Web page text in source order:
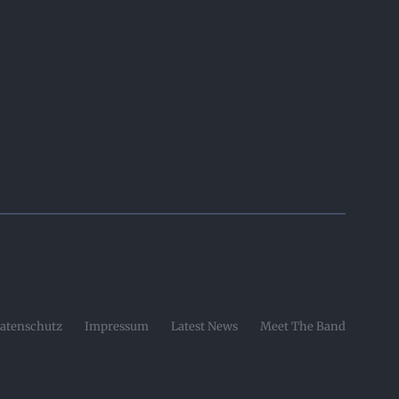
Impressum Latest News Meet The Band